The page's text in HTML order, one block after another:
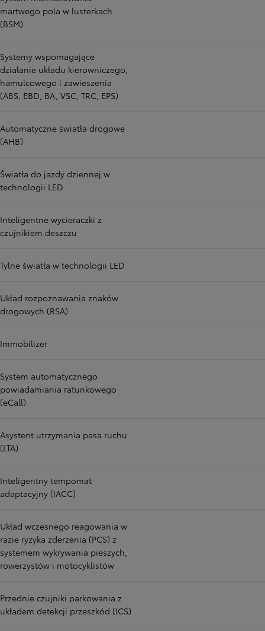
martwego pola w lusterkach
(BSM)
Systemy wspomagające
działanie układu kierowniczego,
hamulcowego i zawieszenia
(ABS, EBD, BA, VSC, TRC, EPS)
Automatyczne światła drogowe
(AHB)
Światła do jazdy dziennej w
technologii LED
Inteligentne wycieraczki z
czujnikiem deszczu
Tylne światła w technologii LED
Układ rozpoznawania znaków
drogowych (RSA)
Immobilizer
System automatycznego
powiadamiania ratunkowego
(eCall)
Asystent utrzymania pasa ruchu
(LTA)
Inteligentny tempomat
adaptacyjny (IACC)
Układ wczesnego reagowania w
razie ryzyka zderzenia (PCS) z
systemem wykrywania pieszych,
rowerzystów i motocyklistów
Przednie czujniki parkowania z
układem detekcji przeszkód (ICS)